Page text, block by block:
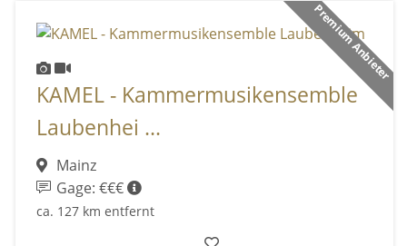
Premium Anbieter
KAMEL - Kammermusikensemble
Laubenhei ...
Mainz
Gage: €€€
ca. 127 km entfernt